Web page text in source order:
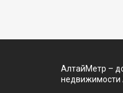
АлтайМетр –
недвижимости